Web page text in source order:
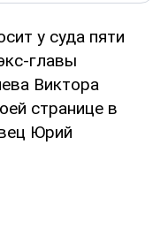
у суда пяти
главы
Виктора
странице в
Юрий